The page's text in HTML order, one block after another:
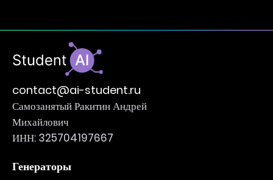
contact@ai-student.ru
Самозанятый Ракитин Андрей
Михайлович
ИНН: 325704197667
Генераторы